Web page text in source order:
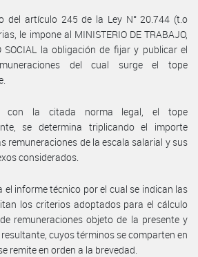
del artículo 245 de la Ley N° 20.744 (t.o
le impone al MINISTERIO DE TRABAJO,
SOCIAL la obligación de fijar y publicar el
del cual surge el tope
con la citada norma legal, el tope
se determina triplicando el importe
remuneraciones de la escala salarial y sus
considerados.
el informe técnico por el cual se indican las
los criterios adoptados para el cálculo
remuneraciones objeto de la presente y
cuyos términos se comparten en
remite en orden a la brevedad.